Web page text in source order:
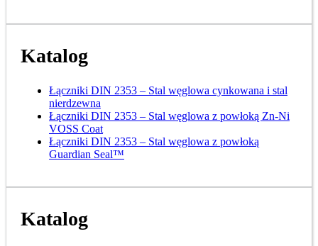
Katalog
Łączniki DIN 2353 – Stal węglowa cynkowana i stal
nierdzewna
Łączniki DIN 2353 – Stal węglowa z powłoką Zn-Ni
VOSS Coat
Łączniki DIN 2353 – Stal węglowa z powłoką
Guardian Seal™
Katalog